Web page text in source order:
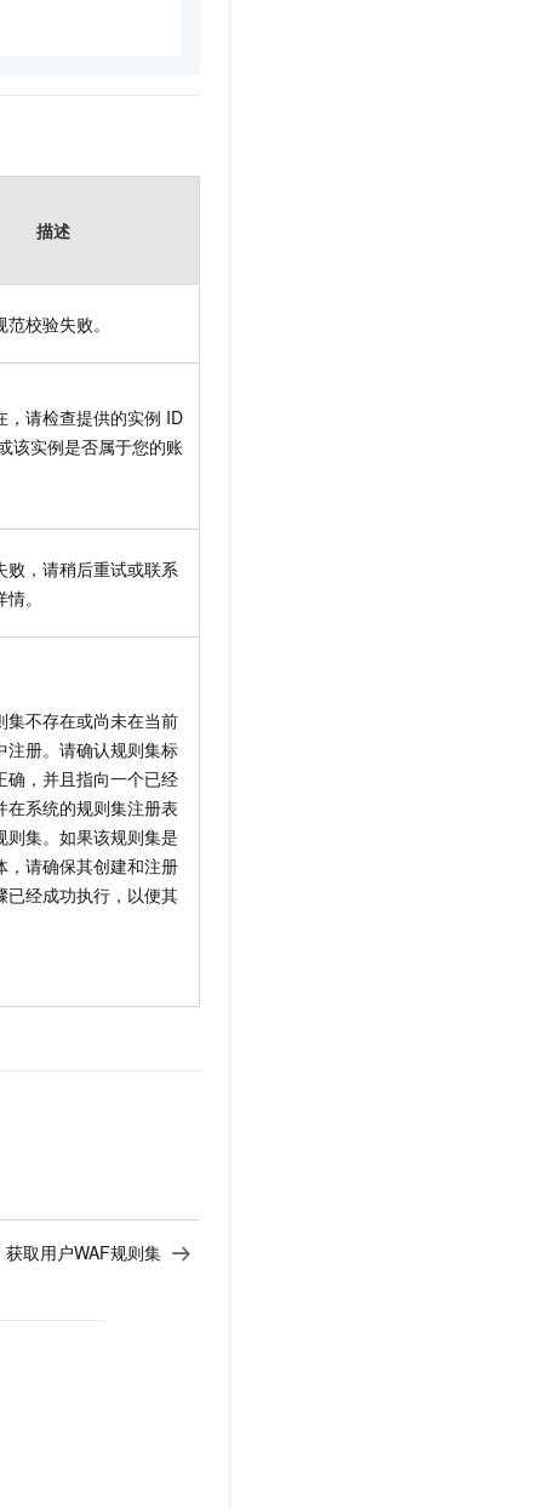
描述
校验失败。
，请检查提供的实例 ID
该实例是否属于您的账
败，请稍后重试或联系
。
集不存在或尚未在当前
注册。请确认规则集标
确，并且指向一个已经
在系统的规则集注册表
则集。如果该规则集是
，请确保其创建和注册
已经成功执行，以便其
取用户WAF规则集